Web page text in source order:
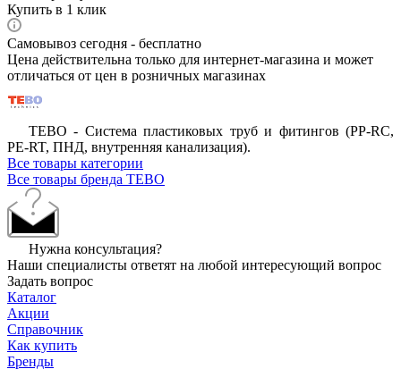
Купить в 1 клик
Самовывоз сегодня - бесплатно
Цена действительна только для интернет-магазина и может
отличаться от цен в розничных магазинах
ТЕВО - Система пластиковых труб и фитингов (PP-RC,
PE-RT, ПНД, внутренняя канализация).
Все товары категории
Все товары бренда TEBO
Нужна консультация?
Наши специалисты ответят на любой интересующий вопрос
Задать вопрос
Каталог
Акции
Справочник
Как купить
Бренды